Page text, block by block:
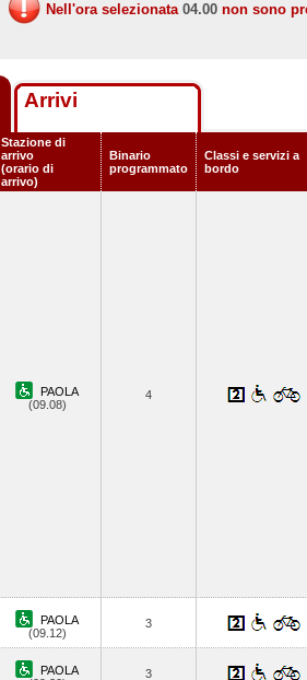
Nell'ora selezionata 04.00 non sono
Arrivi
Stazione di
arrivo
(orario di
arrivo)
Binario
programmato
Classi e servizi a
bordo
PAOLA
(09.08)
4
PAOLA
(09.12)
3
PAOLA
3